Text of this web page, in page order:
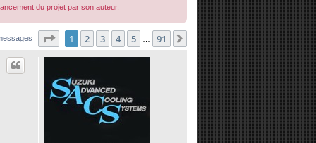
du projet par son auteur.
Page sur91
1 2 3 4 5 91